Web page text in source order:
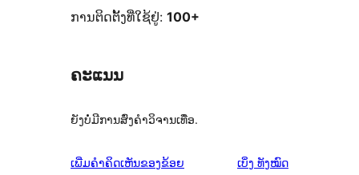
ການຕິດຕັ້ງທີ່ໃຊ້ຢູ່: 100+
ຄະແນນ
ຍັງບໍ່ມີການສົ່ງຄຳວິຈານເທື່ອ.
ເພີ່ມຄຳຄິດເຫັນຂອງຂ້ອຍ ເບິ່ງ ຄຳ
ທັງໝົດ